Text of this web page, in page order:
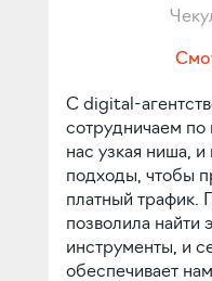
С digital-
сотрудничаем по
нас узкая ниша,
подходы, чтобы
платный трафик.
позволила найти
инструменты, и
обеспечивает